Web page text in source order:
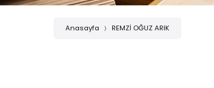
Anasayfa REMZİ OĞUZ ARIK